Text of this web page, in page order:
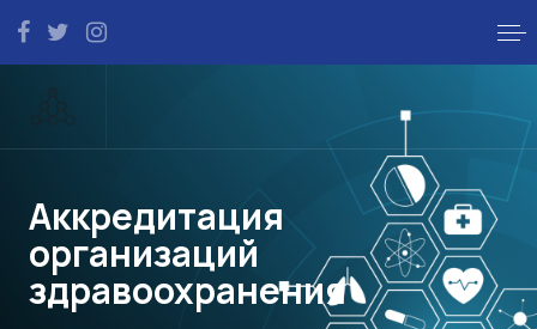
Аккредитация
организаций
здравоохранения